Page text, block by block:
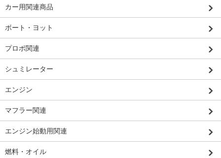
カー用関連商品
ボート・ヨット
プロポ関連
シュミレーター
エンジン
マフラー関連
エンジン始動用関連
燃料・オイル